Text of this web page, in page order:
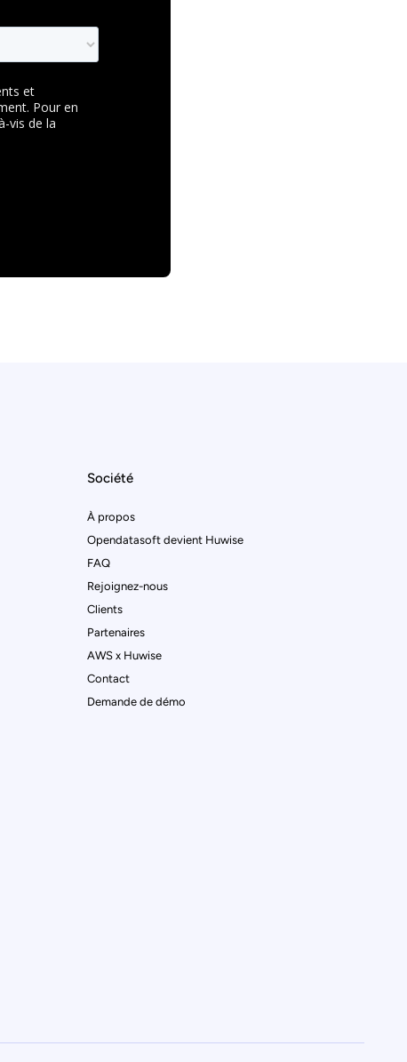
Société
À propos
Opendatasoft devient Huwise
FAQ
Rejoignez-nous
Clients
Partenaires
AWS x Huwise
Contact
Demande de démo